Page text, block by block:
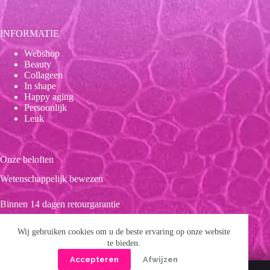
Wij gebruiken cookies om u de beste ervaring op onze website
te bieden.
Accepteren
Afwijzen
INFORMATIE
Webshop
Beauty
Collageen
In shape
Happy aging
Persoonlijk
Leuk
Onze beloften
Wetenschappelijk bewezen
Binnen 14 dagen retourgarantie
Duurzaam
Copyright © 2026 Forever 39 Privacybeleid